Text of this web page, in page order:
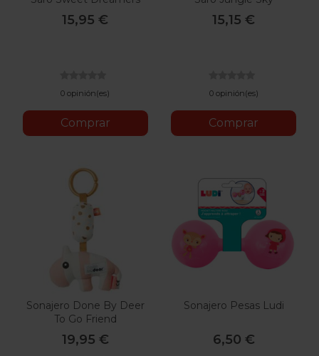
15,95 €
0 opinión(es)
Comprar
15,15 €
0 opinión(es)
Comprar
Sonajero Done By Deer
To Go Friend
19,95 €
Sonajero Pesas Ludi
6,50 €